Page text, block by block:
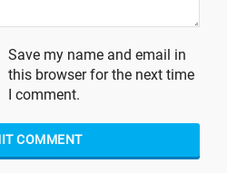
Save my name and email in
this browser for the next time
I comment.